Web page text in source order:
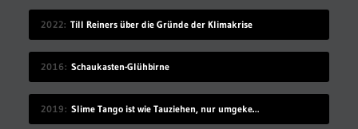
2022 Till Reiners über die Gründe der Klimakrise
2016 Schaukasten-Glühbirne
2019 Slime Tango ist wie Tauziehen, nur umgekehrt